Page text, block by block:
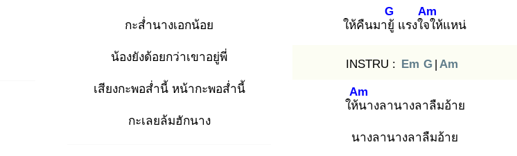
กะส่ำนางเอกน้อย
น้องยังด้อยกว่าเขาอยู่พี่
เสียงกะพอส่ำนี้ หน้ากะพอส่ำนี้
กะเลยล้มฮักนาง
ให้คืนมายู้
G
แรงใจใ
Am
ห้แหน่
INSTRU : Em G | Am
ให้น
Am
างลานางลาลืมอ้าย
นางลานางลาลืมอ้าย